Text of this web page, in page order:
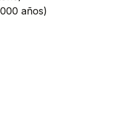
años)